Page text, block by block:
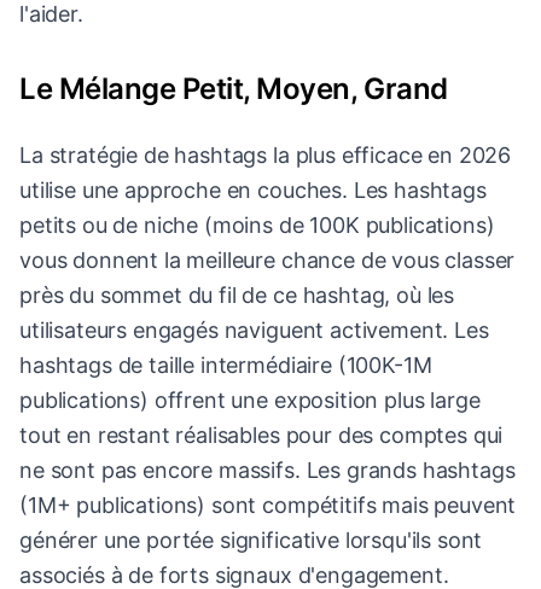
l'aider.
Le Mélange Petit, Moyen, Grand
La stratégie de hashtags la plus efficace en 2026
utilise une approche en couches. Les hashtags
petits ou de niche (moins de 100K publications)
vous donnent la meilleure chance de vous classer
près du sommet du fil de ce hashtag, où les
utilisateurs engagés naviguent activement. Les
hashtags de taille intermédiaire (100K-1M
publications) offrent une exposition plus large
tout en restant réalisables pour des comptes qui
ne sont pas encore massifs. Les grands hashtags
(1M+ publications) sont compétitifs mais peuvent
générer une portée significative lorsqu'ils sont
associés à de forts signaux d'engagement.